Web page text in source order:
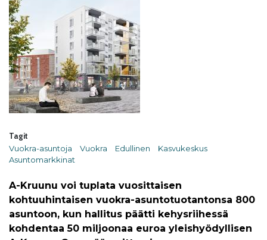
Tagit
Vuokra-asuntoja
Vuokra Edullinen
Kasvukeskus
Asuntomarkkinat
A-Kruunu voi tuplata vuosittaisen
kohtuuhintaisen vuokra-asuntotuotantonsa 800
asuntoon, kun hallitus päätti kehysriihessä
kohdentaa 50 miljoonaa euroa yleishyödyllisen